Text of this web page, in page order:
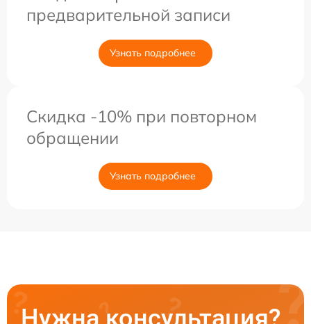
предварительной записи
Узнать подробнее
Скидка -10% при повторном
обращении
Узнать подробнее